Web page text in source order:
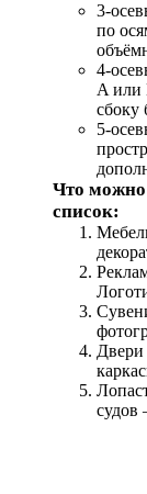
3-
по
4-
A или
сбоку
5-
Что можно
список:
судов